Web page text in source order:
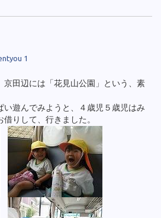
1
京田辺には「花見山公園」という、素
い遊んでみようと、４歳児５歳児はみ
りして、行きました。